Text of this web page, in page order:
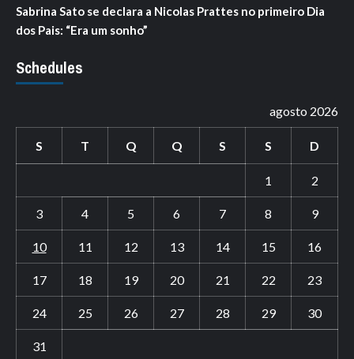
Sabrina Sato se declara a Nicolas Prattes no primeiro Dia
dos Pais: “Era um sonho”
Schedules
agosto 2026
S T Q Q S S D
1 2
3 4 5 6 7 8 9
10 11 12 13 14 15 16
17 18 19 20 21 22 23
24 25 26 27 28 29 30
31